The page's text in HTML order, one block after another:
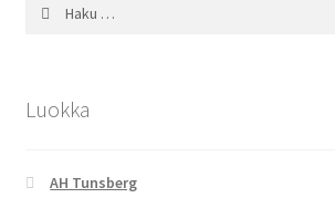
Luokka
AH Tunsberg